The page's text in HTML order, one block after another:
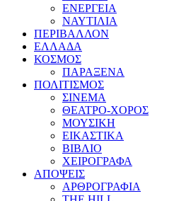
ΕΝΕΡΓΕΙΑ
ΝΑΥΤΙΛΙΑ
ΠΕΡΙΒΑΛΛΟΝ
ΕΛΛΑΔΑ
ΚΟΣΜΟΣ
ΠΑΡΑΞΕΝΑ
ΠΟΛΙΤΙΣΜΟΣ
ΣΙΝΕΜΑ
ΘΕΑΤΡΟ-ΧΟΡΟΣ
ΜΟΥΣΙΚΗ
ΕΙΚΑΣΤΙΚΑ
ΒΙΒΛΙΟ
ΧΕΙΡΟΓΡΑΦΑ
ΑΠΟΨΕΙΣ
ΑΡΘΡΟΓΡΑΦΙΑ